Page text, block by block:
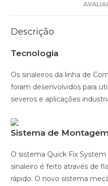
Descrição
Tecnologia
Os sinaleiros da linha de
foram desenvolvidos para
severos e aplicações
Sistema de
O sistema Quick Fix
sinaleiro é feito através de
rápido. O novo sistema